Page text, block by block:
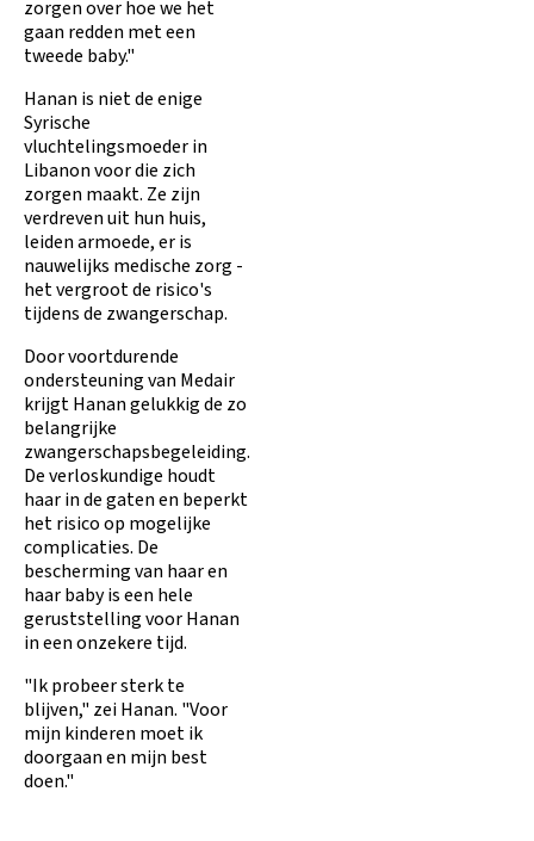
zorgen over hoe we het
gaan redden met een
tweede baby."
Hanan is niet de enige
Syrische
vluchtelingsmoeder in
Libanon voor die zich
zorgen maakt. Ze zijn
verdreven uit hun huis,
leiden armoede, er is
nauwelijks medische zorg -
het vergroot de risico's
tijdens de zwangerschap.
Door voortdurende
ondersteuning van Medair
krijgt Hanan gelukkig de zo
belangrijke
zwangerschapsbegeleiding.
De verloskundige houdt
haar in de gaten en beperkt
het risico op mogelijke
complicaties. De
bescherming van haar en
haar baby is een hele
geruststelling voor Hanan
in een onzekere tijd.
"Ik probeer sterk te
blijven," zei Hanan. "Voor
mijn kinderen moet ik
doorgaan en mijn best
doen."